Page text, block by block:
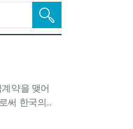
약을 맺어
써 한국의...